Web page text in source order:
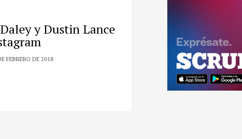
y Dustin Lance
FEBRERO DE 2018